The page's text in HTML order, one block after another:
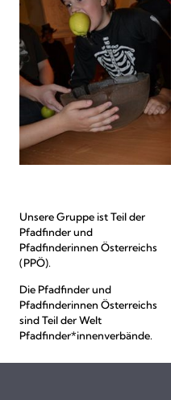
Unsere Gruppe ist Teil der
Pfadfinder und
Pfadfinderinnen Österreichs
(PPÖ).
Die Pfadfinder und
Pfadfinderinnen Österreichs
sind Teil der Welt
Pfadfinder*innenverbände.